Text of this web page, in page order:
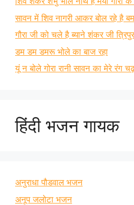
सावन में शिव नागरी आकर बोल रहे है
गौरा जी को चले है ब्याने शंकर जी
डम डम डमरू भोले का बाज रहा
यूं न बोले गोरा रानी सावन का मेरे रंग
हिंदी भजन गायक
अनुराधा पौडवाल भजन
अनूप जलोटा भजन